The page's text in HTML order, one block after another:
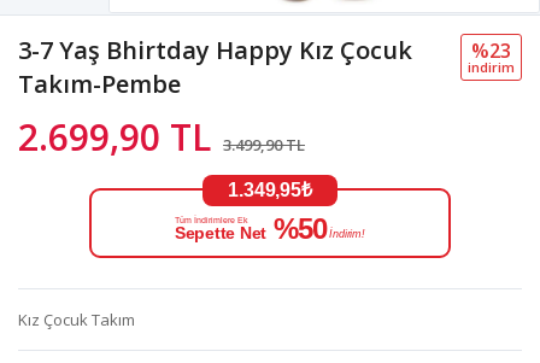
3-7 Yaş Bhirtday Happy Kız Çocuk
Takım-Pembe
2.699,90 TL 3.499,90 TL
%23
i̇ndi̇ri̇m
1.349,95₺
Tüm İndirimlere Ek
Sepette Net %50 İndirim!
Kız Çocuk Takım